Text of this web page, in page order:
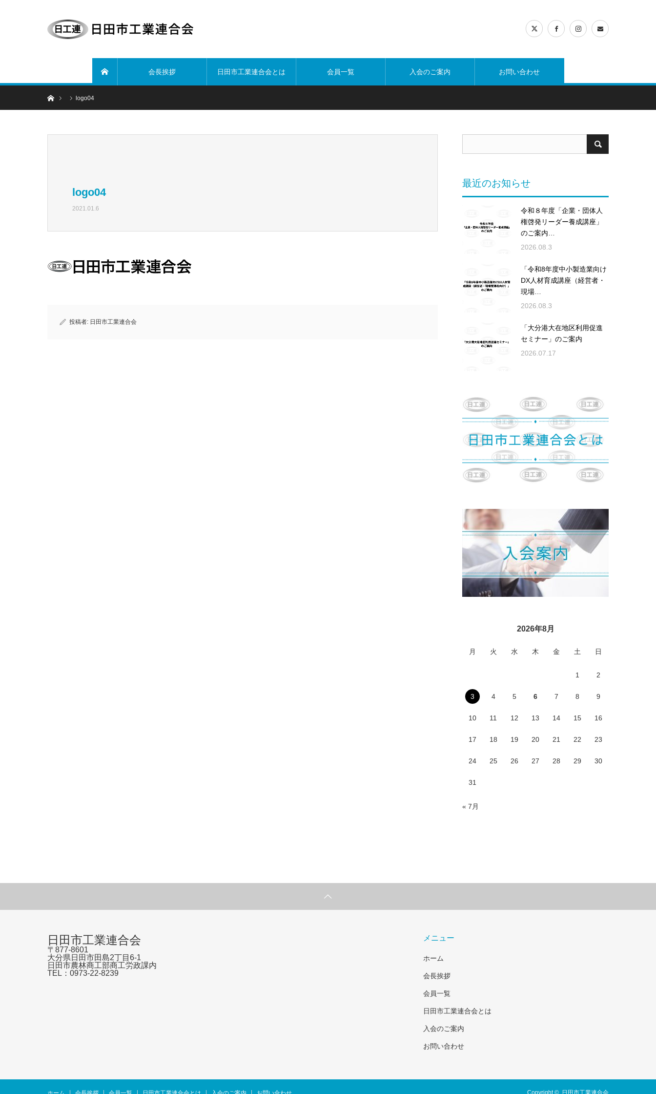
会長挨拶 日田市工業連合会とは 会員一覧 入会のご案内 お問い合わせ
ホーム logo04
logo04
2021.01.6
投稿者: 日田市工業連合会
最近のお知らせ
令和８年度「企業・団体人
権啓発リーダー養成講座」
のご案内…
2026.08.3
「令和8年度中小製造業向け
DX人材育成講座（経営者・
現場…
2026.08.3
「大分港大在地区利用促進
セミナー」のご案内
2026.07.17
2026年8月
月 火 水 木 金 土 日
1 2
3 4 5 6 7 8 9
10 11 12 13 14 15 16
17 18 19 20 21 22 23
24 25 26 27 28 29 30
31
« 7月
日田市工業連合会
〒877-8601
大分県日田市田島2丁目6-1
日田市農林商工部商工労政課内
TEL：0973-22-8239
メニュー
ホーム
会長挨拶
会員一覧
日田市工業連合会とは
入会のご案内
お問い合わせ
Copyright © 日田市工業連合会